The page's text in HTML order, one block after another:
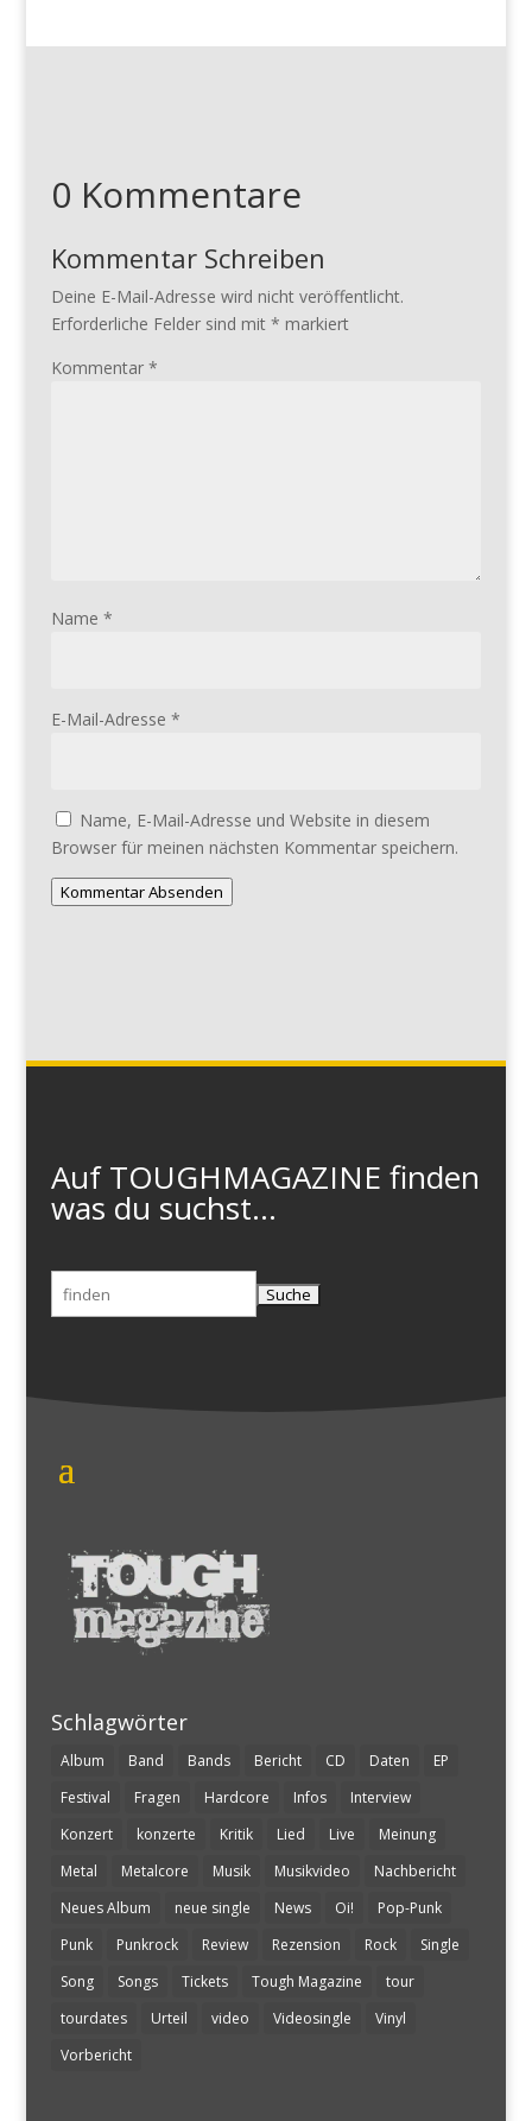
0 Kommentare
Kommentar Schreiben
Deine E-Mail-Adresse wird nicht veröffentlicht.
Erforderliche Felder sind mit * markiert
Kommentar *
Name *
E-Mail-Adresse *
Name, E-Mail-Adresse und Website in diesem
Browser für meinen nächsten Kommentar speichern.
Kommentar Absenden
Auf TOUGHMAGAZINE finden
was du suchst...
Suchen
nach:
Schlagwörter
Album Band Bands Bericht CD Daten
EP
Festival
Fragen Hardcore Infos
Interview
Konzert
konzerte Kritik Lied Live
Meinung
Metal
Metalcore Musik Musikvideo
Nachbericht
Neues Album
neue single News Oi!
Pop-Punk
Punk
Punkrock Review Rezension Rock
Single
Song
Songs Tickets Tough Magazine
tour
tourdates
Urteil video Videosingle
Vinyl
Vorbericht